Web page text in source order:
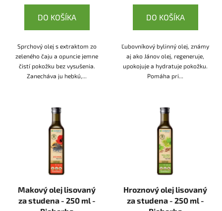
DO KOŠÍKA
Sprchový olej s extraktom zo
zeleného čaju a opuncie jemne
čistí pokožku bez vysušenia.
Zanecháva ju hebkú,...
DO KOŠÍKA
Ľubovníkový bylinný olej, známy
aj ako Jánov olej, regeneruje,
upokojuje a hydratuje pokožku.
Pomáha pri...
Makový olej lisovaný
za studena - 250 ml -
Hroznový olej lisovaný
za studena - 250 ml -